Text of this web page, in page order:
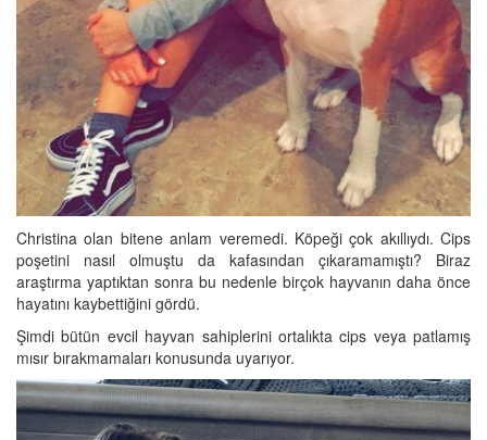
Christina olan bitene anlam veremedi. Köpeği çok akıllıydı. Cips
poşetini nasıl olmuştu da kafasından çıkaramamıştı? Biraz
araştırma yaptıktan sonra bu nedenle birçok hayvanın daha önce
hayatını kaybettiğini gördü.
Şimdi bütün evcil hayvan sahiplerini ortalıkta cips veya patlamış
mısır bırakmamaları konusunda uyarıyor.